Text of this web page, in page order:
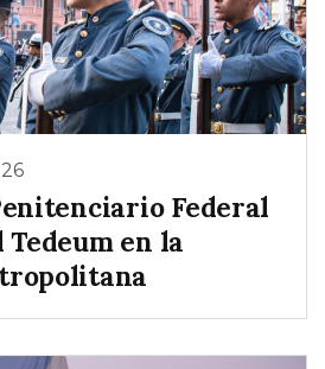
Federal
en la